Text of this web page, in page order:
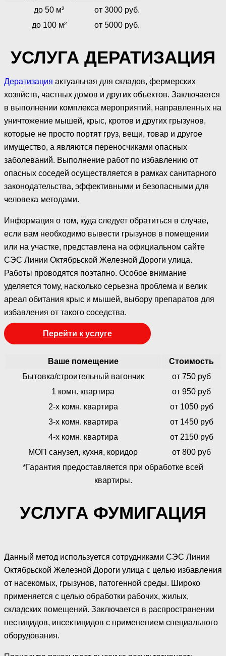
до 50 м²
от 3000 руб.
до 100 м²
от 5000 руб.
УСЛУГА ДЕРАТИЗАЦИЯ
Дератизация актуальная для складов, фермерских
хозяйств, частных домов и других объектов. Заключается
в выполнении комплекса мероприятий, направленных на
уничтожение мышей, крыс, кротов и других грызунов,
которые не просто портят груз, вещи, товар и другое
имущество, а являются переносчиками опасных
заболеваний. Выполнение работ по избавлению от
опасных соседей осуществляется в рамках санитарного
законодательства, эффективными и безопасными для
человека методами.
Информация о том, куда следует обратиться в случае,
если вам необходимо вывести грызунов в помещении
или на участке, представлена на официальном сайте
СЭС Линии Октябрьской Железной Дороги улица.
Работы проводятся поэтапно. Особое внимание
уделяется тому, насколько серьезна проблема и велик
ареал обитания крыс и мышей, выбору препаратов для
избавления от такого соседства.
Перейти к услуге
Ваше помещение
Стоимость
Бытовка/строительный вагончик
от 750 руб
1 комн. квартира
от 950 руб
2-х комн. квартира
от 1050 руб
3-х комн. квартира
от 1450 руб
4-х комн. квартира
от 2150 руб
МОП санузел, кухня, коридор
от 800 руб
*Гарантия предоставляется при обработке всей
квартиры.
УСЛУГА ФУМИГАЦИЯ
Данный метод используется сотрудниками СЭС Линии
Октябрьской Железной Дороги улица с целью избавления
от насекомых, грызунов, патогенной среды. Широко
применяется с целью обработки рабочих, жилых,
складских помещений. Заключается в распространении
пестицидов, инсектицидов с применением специального
оборудования.